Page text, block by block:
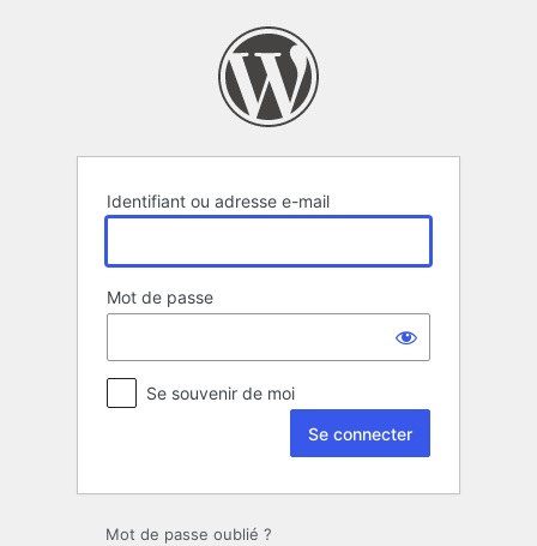
Identifiant ou adresse e-mail
Mot de passe
Se souvenir de moi
Mot de passe oublié ?